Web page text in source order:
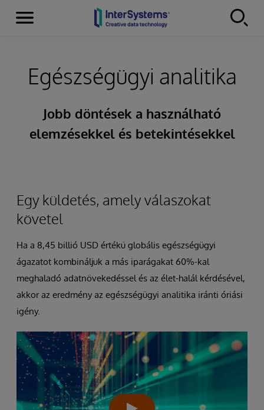
Skip to content
Menu
Egészségügyi analitika
Jobb döntések a használható
elemzésekkel és betekintésekkel
Egy küldetés, amely válaszokat
követel
Ha a 8,45 billió USD értékű globális egészségügyi
ágazatot kombináljuk a más iparágakat 60%-kal
meghaladó adatnövekedéssel és az élet-halál kérdésével,
akkor az eredmény az egészségügyi analitika iránti óriási
igény.